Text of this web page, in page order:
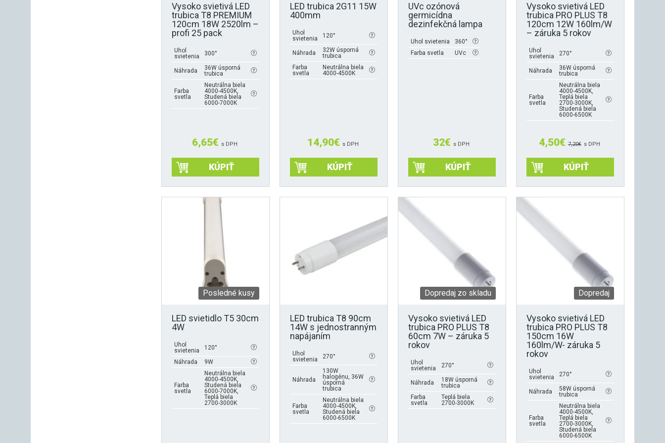
Vysoko svietivá LED
trubica T8 PREMIUM
120cm 18W 2520lm –
profi 25 pack
Uhol
svietenia
300°
Náhrada
36W úsporná
trubica
Farba
svetla
Neutrálna biela
4000-4500K,
Studená biela
6000-7000K
6,65€ s DPH
KÚPIŤ
LED trubica 2G11 15W
400mm
Uhol
svietenia
120°
Náhrada
32W úsporná
trubica
Farba
svetla
Neutrálna biela
4000-4500K
14,90€ s DPH
KÚPIŤ
UVc ozónová
germicídna
dezinfekčná lampa
Uhol svietenia
360°
Farba svetla
UVc
32€ s DPH
KÚPIŤ
má
viacero
variantov.
Možnosti
stránke
produktu.
Vysoko svietivá LED
trubica PRO PLUS T8
120cm 12W 160lm/W
– záruka 5 rokov
Uhol
svietenia
270°
Náhrada
36W úsporná
trubica
Farba
svetla
Neutrálna biela
4000-4500K,
Teplá biela
2700-3000K,
Studená biela
6000-6500K
4,50€ 7,20€ s DPH
KÚPIŤ
má
viacero
variantov.
Možnosti
LED svietidlo T5 30cm
4W
Posledné kusy
Uhol
svietenia
120°
Náhrada 9W
Farba
svetla
Neutrálna biela
4000-4500K,
Studená biela
6000-7000K,
Teplá biela
2700-3000K
LED trubica T8 90cm
14W s jednostranným
napájaním
Uhol
svietenia
270°
Náhrada
130W
halogénu, 36W
úsporná
trubica
Farba
svetla
Neutrálna biela
4000-4500K,
Studená biela
6000-6500K
Vysoko svietivá LED
trubica PRO PLUS T8
60cm 7W – záruka 5
rokov
Dopredaj zo skladu
Uhol
svietenia
270°
Náhrada
18W úsporná
trubica
Farba
svetla
Teplá biela
2700-3000K
Vysoko svietivá LED
trubica PRO PLUS T8
150cm 16W
160lm/W- záruka 5
rokov
Dopredaj
Uhol
svietenia
270°
Náhrada
58W úsporná
trubica
Farba
svetla
Neutrálna biela
4000-4500K,
Teplá biela
2700-3000K,
Studená biela
6000-6500K